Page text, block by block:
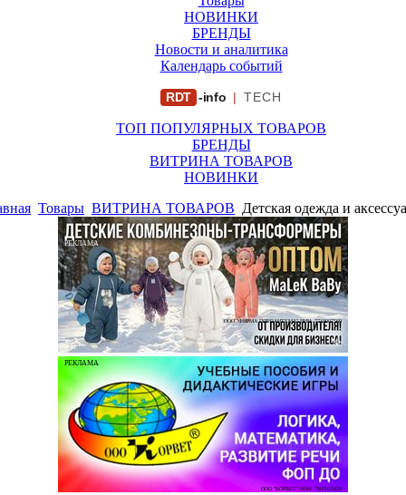
НОВИНКИ
БРЕНДЫ
Новости и аналитика
Календарь событий
RDT -info | TECH
ТОП ПОПУЛЯРНЫХ ТОВАРОВ
БРЕНДЫ
ВИТРИНА ТОВАРОВ
НОВИНКИ
Товары ВИТРИНА ТОВАРОВ Детская одежда и
РЕКЛАМА
ООО "ФИРМА "ХРИЗАНТЕМА" ИНН: 7719007569
РЕКЛАМА
ООО "КОРВЕТ" ИНН: 7803021829